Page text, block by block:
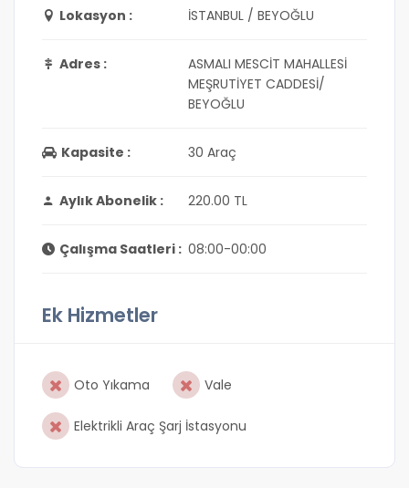
Lokasyon : İSTANBUL / BEYOĞLU
Adres :
ASMALI MESCİT MAHALLESİ
MEŞRUTİYET CADDESİ/
BEYOĞLU
Kapasite : 30 Araç
Aylık Abonelik : 220.00 TL
Çalışma Saatleri : 08:00-00:00
Ek Hizmetler
Oto Yıkama Vale
Elektrikli Araç Şarj İstasyonu